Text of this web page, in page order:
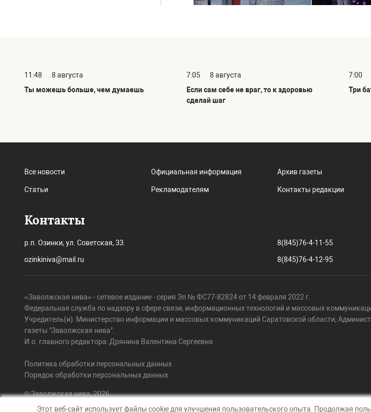
11:48
8 августа
Ты можешь больше, чем думаешь
7:05
8 августа
Если сам себе не враг, то к здоровью
сделай шаг
7:00
Три
Все новости
Статьи
Официальная информация
Рекламодателям
Архив газеты
Контакты редакции
Контакты
р.п. Озинки, ул. Советская, 33.
ozinkiniva@mail.ru
8(845)76-4-11-55
8(845)76-4-12-95
«Заволжская нива» - сетевое издание - серия Эл № ФС77-82824 от 14 февраля 2022 г.
Федеральная служба по надзору в сфере связи, информационных технологий и массовых
Учредитель(и): Министерство информации и массовых коммуникаций Саратовской области;
газеты "Заволжская нива".
И.о. главного редактора: Дрянина Валентина Сергеевна
Политика обработки персональных данных
Порядок обработки персональных данных
© Заволжская нива, 2026
Этот веб-сайт использует файлы cookie для улучшения пользовательского опыта. Продолжая